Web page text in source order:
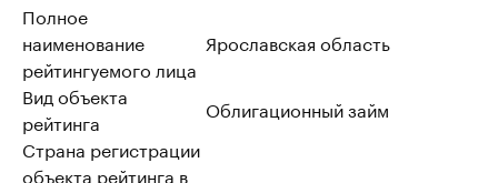
Полное
наименование
рейтингуемого лица
Ярославская область
Вид объекта
рейтинга
Облигационный займ
Страна регистрации
объекта рейтинга в